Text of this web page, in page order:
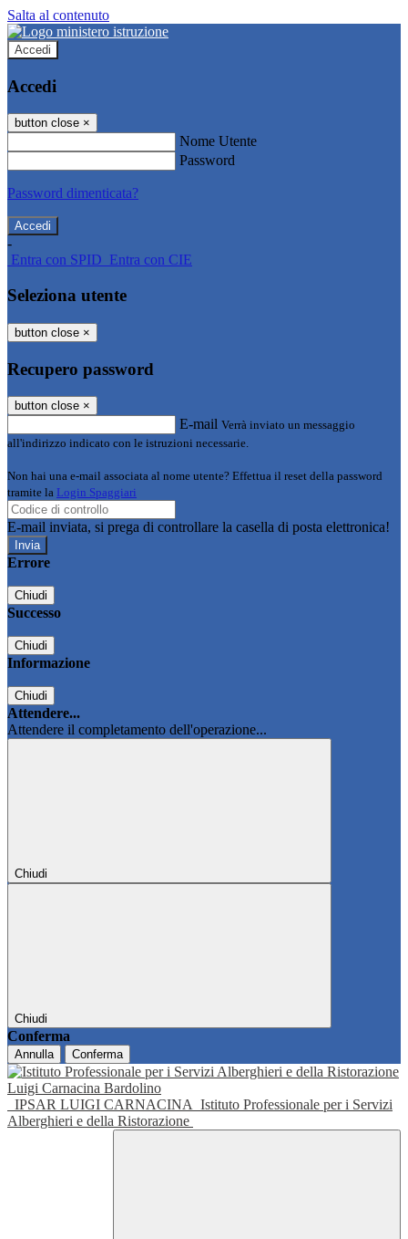
Salta al contenuto
Accedi
Accedi
button close ×
Nome Utente
Password
Password dimenticata?
-
Entra con SPID Entra con CIE
Seleziona utente
button close ×
Recupero password
button close ×
E-mail Verrà inviato un messaggio
all'indirizzo indicato con le istruzioni necessarie.
Non hai una e-mail associata al nome utente? Effettua il reset della password
tramite la Login Spaggiari
E-mail inviata, si prega di controllare la casella di posta elettronica!
Errore
Chiudi
Successo
Chiudi
Informazione
Chiudi
Attendere...
Attendere il completamento dell'operazione...
Chiudi
Chiudi
Conferma
Annulla Conferma
IPSAR LUIGI CARNACINA Istituto Professionale per i Servizi
Alberghieri e della Ristorazione